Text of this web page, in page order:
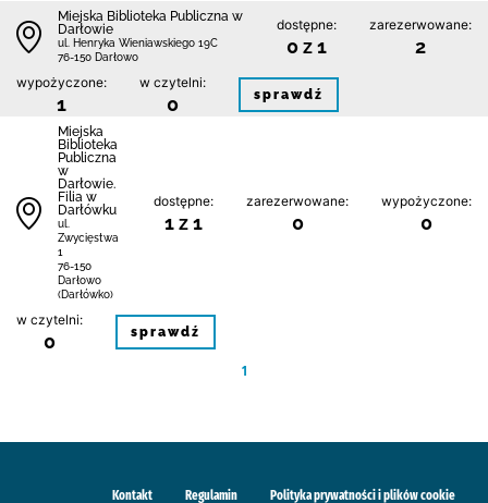
Miejska Biblioteka Publiczna w
Darłowie
ul. Henryka Wieniawskiego 19C
76-150 Darłowo
dostępne:
0 z 1
zarezerwowane:
2
wypożyczone:
1
w czytelni:
0 sprawdź
Miejska
Biblioteka
Publiczna
w
Darłowie.
Filia w
Darłówku
ul.
Zwycięstwa
1
76-150
Darłowo
(Darłówko)
dostępne:
1 z 1
zarezerwowane:
0
wypożyczone:
0
w czytelni:
0 sprawdź
1
Kontakt Regulamin Polityka prywatności i plików cookie